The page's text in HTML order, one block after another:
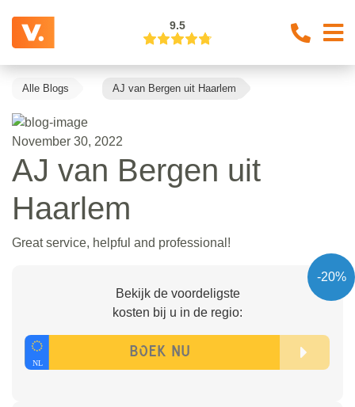
9.5
Alle Blogs AJ van Bergen uit Haarlem
November 30, 2022
AJ van Bergen uit
Haarlem
Great service, helpful and professional!
-20%
Bekijk de voordeligste
kosten bij u in de regio: